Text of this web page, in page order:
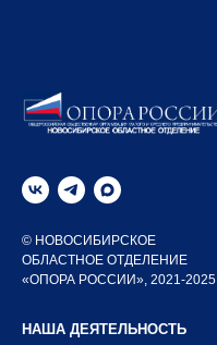
© НОВОСИБИРСКОЕ
ОБЛАСТНОЕ ОТДЕЛЕНИЕ
«ОПОРА РОССИИ», 2021-2025
НАША ДЕЯТЕЛЬНОСТЬ